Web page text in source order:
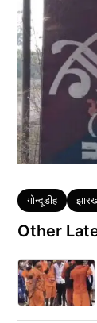
Tags
गोन्दूडीह
Other